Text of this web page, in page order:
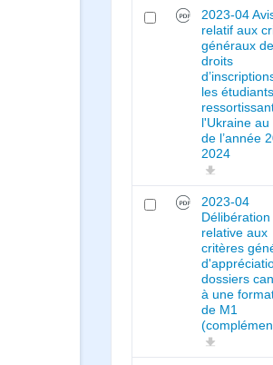
2023-04
relatif aux
généraux
droits
les
l'Ukraine au
de l’année
2024
2023-04
Délibération
relative aux
critères
dossiers
à une
de M1